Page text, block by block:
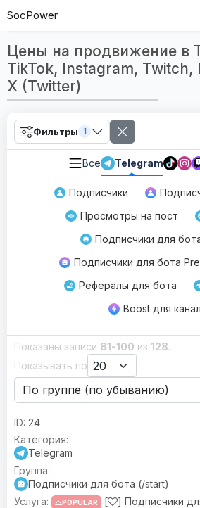
SocPower
Цены на продвижение в
TikTok, Instagram, Twitch,
X (Twitter)
Фильтры 1
Все Telegram
Подписчики
Просмотры на пост
Подписчики для
Подписчики для бота
Рефералы для бота
Boost для
Показаны записи 81-100 из 128.
Показывать по
24
Telegram
Подписчики для бота (/start)
POPULAR [ ] Подписчики